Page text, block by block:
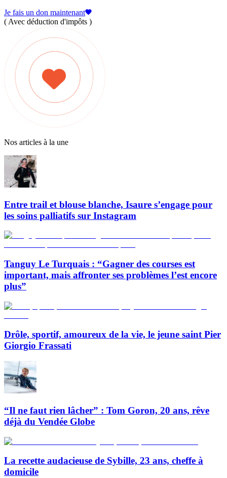
Je fais un don maintenant
( Avec déduction d'impôts )
Nos articles à la une
Entre trail et blouse blanche, Isaure s’engage pour
les soins palliatifs sur Instagram
Tanguy Le Turquais : “Gagner des courses est
important, mais affronter ses problèmes l’est encore
plus”
Drôle, sportif, amoureux de la vie, le jeune saint Pier
Giorgio Frassati
“Il ne faut rien lâcher” : Tom Goron, 20 ans, rêve
déjà du Vendée Globe
La recette audacieuse de Sybille, 23 ans, cheffe à
domicile